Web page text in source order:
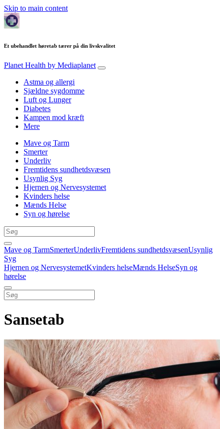
Skip to main content
Et ubehandlet høretab tærer på din livskvalitet
Planet Health by Mediaplanet
Astma og allergi
Sjældne sygdomme
Luft og Lunger
Diabetes
Kampen mod kræft
Mere
Mave og Tarm
Smerter
Underliv
Fremtidens sundhetdsvæsen
Usynlig Syg
Hjernen og Nervesystemet
Kvinders helse
Mænds Helse
Syn og hørelse
Mave og TarmSmerterUnderlivFremtidens sundhetdsvæsenUsynlig
Syg
Hjernen og NervesystemetKvinders helseMænds HelseSyn og
hørelse
Sansetab